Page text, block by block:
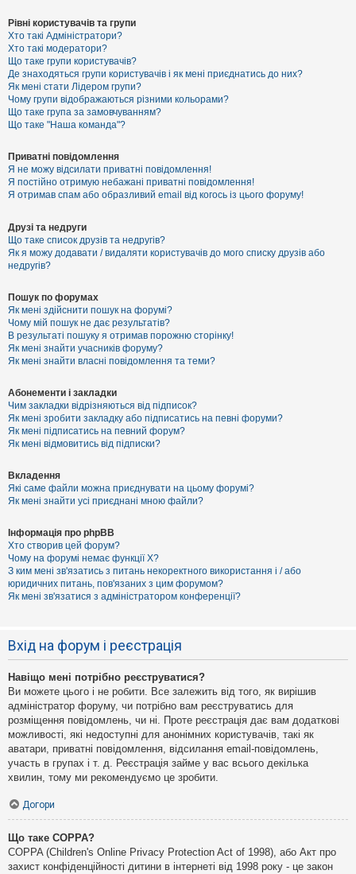
о
г
а
Рівні користувачів та групи
Хто такі Адміністратори?
Хто такі модератори?
Що таке групи користувачів?
Де знаходяться групи користувачів і як мені приєднатись до них?
Як мені стати Лідером групи?
Чому групи відображаються різними кольорами?
Що таке група за замовчуванням?
Що таке "Наша команда"?
Приватні повідомлення
Я не можу відсилати приватні повідомлення!
Я постійно отримую небажані приватні повідомлення!
Я отримав спам або образливий email від когось із цього форуму!
Друзі та недруги
Що таке список друзів та недругів?
Як я можу додавати / видаляти користувачів до мого списку друзів або
недругів?
Пошук по форумах
Як мені здійснити пошук на форумі?
Чому мій пошук не дає результатів?
В результаті пошуку я отримав порожню сторінку!
Як мені знайти учасників форуму?
Як мені знайти власні повідомлення та теми?
Абонементи і закладки
Чим закладки відрізняються від підписок?
Як мені зробити закладку або підписатись на певні форуми?
Як мені підписатись на певний форум?
Як мені відмовитись від підписки?
Вкладення
Які саме файли можна приєднувати на цьому форумі?
Як мені знайти усі приєднані мною файли?
Інформація про phpBB
Хто створив цей форум?
Чому на форумі немає функції X?
З ким мені зв'язатись з питань некоректного використання і / або
юридичних питань, пов'язаних з цим форумом?
Як мені зв'язатися з адміністратором конференції?
Вхід на форум і реєстрація
Навіщо мені потрібно реєструватися?
Ви можете цього і не робити. Все залежить від того, як вирішив
адміністратор форуму, чи потрібно вам реєструватись для
розміщення повідомлень, чи ні. Проте реєстрація дає вам додаткові
можливості, які недоступні для анонімних користувачів, такі як
аватари, приватні повідомлення, відсилання email-повідомлень,
участь в групах і т. д. Реєстрація займе у вас всього декілька
хвилин, тому ми рекомендуємо це зробити.
Догори
Що таке COPPA?
COPPA (Children's Online Privacy Protection Act of 1998), або Акт про
захист конфіденційності дитини в інтернеті від 1998 року - це закон